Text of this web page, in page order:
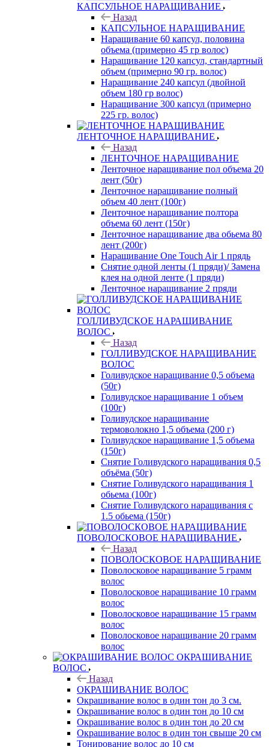
КАПСУЛЬНОЕ НАРАЩИВАНИЕ
Назад
КАПСУЛЬНОЕ НАРАЩИВАНИЕ
Наращивание 60 капсул, половина
объема (примерно 45 гр волос)
Наращивание 120 капсул, стандартный
объем (примерно 90 гр. волос)
Наращивание 240 капсул (двойной
объем 180 гр волос)
Наращивание 300 капсул (примерно
225 гр. волос)
ЛЕНТОЧНОЕ НАРАЩИВАНИЕ
Назад
ЛЕНТОЧНОЕ НАРАЩИВАНИЕ
Ленточное наращивание пол объема 20
лент (50г)
Ленточное наращивание полный
объем 40 лент (100г)
Ленточное наращивание полтора
объема 60 лент (150г)
Ленточное наращивание два обьема 80
лент (200г)
Наращивание One Touch Air 1 прядь
Снятие одной ленты (1 пряди)/ Замена
клея на одной ленте (1 пряди)
Ленточное наращивание 2 пряди
ГОЛЛИВУДСКОЕ НАРАЩИВАНИЕ
ВОЛОС
Назад
ГОЛЛИВУДСКОЕ НАРАЩИВАНИЕ
ВОЛОС
Голивудское наращивание 0,5 объема
(50г)
Голивудское наращивание 1 объем
(100г)
Голивудское наращивание
термоволокно 1,5 объема (200 г)
Голивудское наращивание 1,5 объема
(150г)
Снятие Голивудского наращивания 0,5
объёма (50г)
Снятие Голивудского наращивания 1
обьема (100г)
Снятие Голивудского наращивания с
1.5 обьема (150г)
ПОВОЛОСКОВОЕ НАРАЩИВАНИЕ
Назад
ПОВОЛОСКОВОЕ НАРАЩИВАНИЕ
Поволосковое наращивание 5 грамм
волос
Поволосковое наращивание 10 грамм
волос
Поволосковое наращивание 15 грамм
волос
Поволосковое наращивание 20 грамм
волос
ОКРАШИВАНИЕ
ВОЛОС
Назад
ОКРАШИВАНИЕ ВОЛОС
Окрашивание волос в один тон до 3 см.
Окрашивание волос в один тон до 10 см
Окрашивание волос в один тон до 20 см
Окрашивание волос в один тон свыше 20 см
Тонирование волос до 10 см